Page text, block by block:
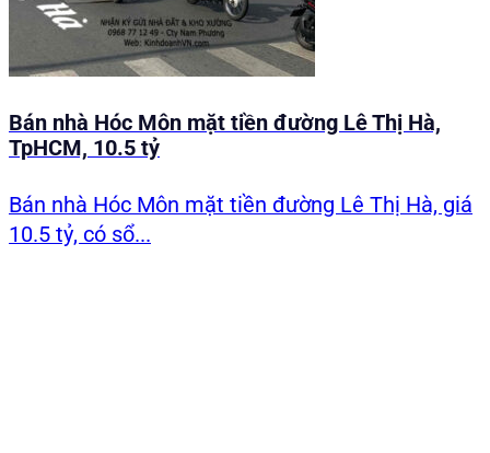
Bán nhà Hóc Môn mặt tiền đường Lê Thị Hà,
TpHCM, 10.5 tỷ
Bán nhà Hóc Môn mặt tiền đường Lê Thị Hà, giá
10.5 tỷ, có sổ...